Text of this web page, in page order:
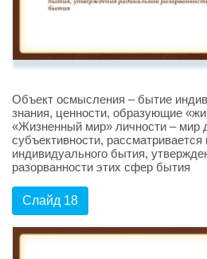
Объект осмысления – бытие
знания, ценности, образующие
«Жизненный мир» личности – мир
субъективности,
индивидуального бытия,
разорванности этих сфер бытия
Слайд 18